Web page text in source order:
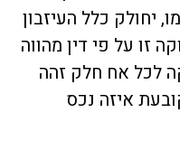
יחולק כלל העיזבון
זו על פי דין מהווה
לכל אח חלק זהה
איזה נכס